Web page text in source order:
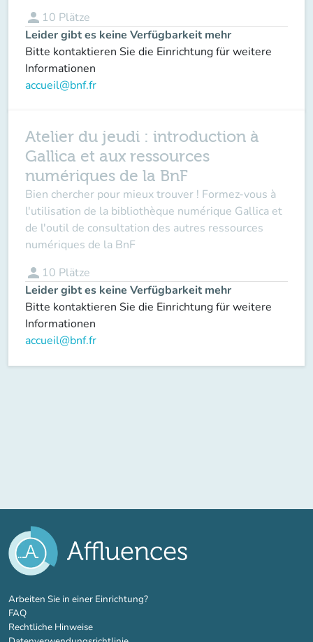
person 10 Plätze
Leider gibt es keine Verfügbarkeit mehr
Bitte kontaktieren Sie die Einrichtung für weitere
Informationen
accueil@bnf.fr
Atelier du jeudi : introduction à
Gallica et aux ressources
numériques de la BnF
Bien chercher pour mieux trouver ! Formez-vous à
l'utilisation de la bibliothèque numérique Gallica et
de l'outil de consultation des autres ressources
numériques de la BnF
person 10 Plätze
Leider gibt es keine Verfügbarkeit mehr
Bitte kontaktieren Sie die Einrichtung für weitere
Informationen
accueil@bnf.fr
Arbeiten Sie in einer Einrichtung?(new tab)
FAQ
Rechtliche Hinweise